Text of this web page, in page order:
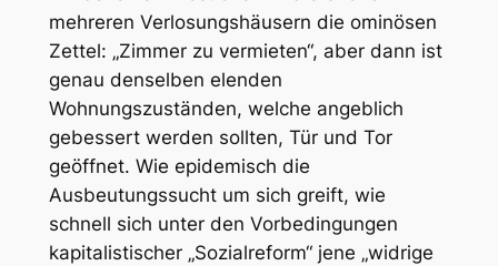
mehreren Verlosungshäusern die ominösen
Zettel: „Zimmer zu vermieten“, aber dann ist
genau denselben elenden
Wohnungszuständen, welche angeblich
gebessert werden sollten, Tür und Tor
geöffnet. Wie epidemisch die
Ausbeutungssucht um sich greift, wie
schnell sich unter den Vorbedingungen
kapitalistischer „Sozialreform“ jene „widrige